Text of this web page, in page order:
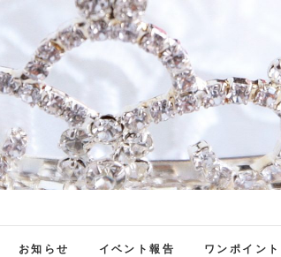
ファンブ
お知らせ イベント報告 ワンポイン